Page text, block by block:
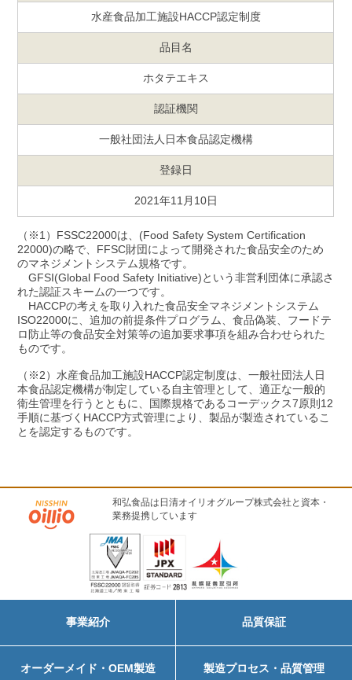
水産食品加工施設HACCP認定制度
品目名
ホタテエキス
認証機関
一般社団法人日本食品認定機構
登録日
2021年11月10日
（※1）FSSC22000は、(Food Safety System Certification
22000)の略で、FFSC財団によって開発された食品安全のため
のマネジメントシステム規格です。
GFSI(Global Food Safety Initiative)という非営利団体に承認さ
れた認証スキームの一つです。
HACCPの考えを取り入れた食品安全マネジメントシステム
ISO22000に、追加の前提条件プログラム、食品偽装、フードテ
ロ防止等の食品安全対策等の追加要求事項を組み合わせられた
ものです。
（※2）水産食品加工施設HACCP認定制度は、一般社団法人日
本食品認定機構が制定している自主管理として、適正な一般的
衛生管理を行うとともに、国際規格であるコーデックス7原則12
手順に基づくHACCP方式管理により、製品が製造されているこ
とを認定するものです。
和弘食品は日清オイリオグループ株式会社と資本・
業務提携しています
事業紹介 品質保証
オーダーメイド・OEM製造 製造プロセス・品質管理